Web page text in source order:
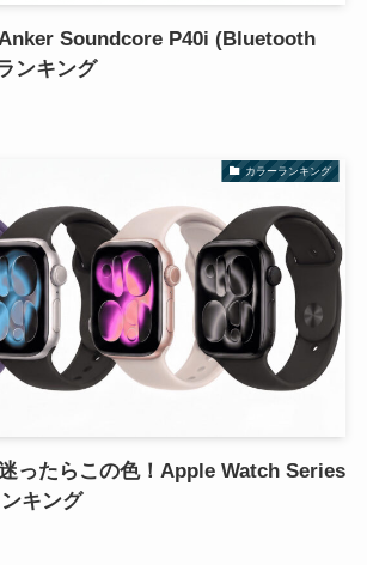
Anker Soundcore P40i (Bluetooth
ンキング
カラーランキング
迷ったらこの色！Apple Watch Series
キング